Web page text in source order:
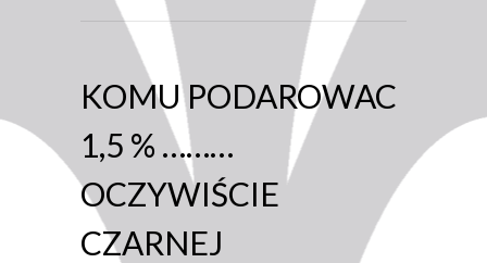
KOMU PODAROWAC
1,5 % ………
OCZYWIŚCIE
CZARNEJ